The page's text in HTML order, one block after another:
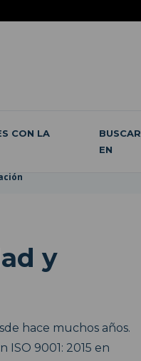
CON LA
BUSCAR
EN
y
hace muchos años.
ISO 9001: 2015 en